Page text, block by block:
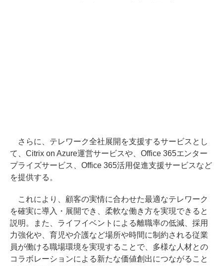
さらに、テレワーク全社展開を支援するサービスとし
て、Citrix on Azure運営サービスや、Office 365エンター
プライズサービス、Office 365活用促進支援サービスなど
を提供する。
これにより、顧客の実情に合わせた最適なテレワーク
を確実に導入・展開でき、柔軟な働き方を実現できると
説明。また、ライフイベントによる離職率の低減、採用
力強化や、育児や介護など場所や時間に制約される従業
員が働ける職場環境を実現することで、多様な人材との
コラボレーションによる新たな価値創出につながること